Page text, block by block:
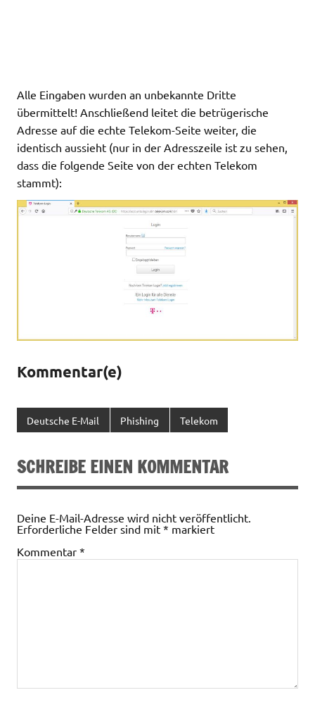
Alle Eingaben wurden an unbekannte Dritte
übermittelt! Anschließend leitet die betrügerische
Adresse auf die echte Telekom-Seite weiter, die
identisch aussieht (nur in der Adresszeile ist zu sehen,
dass die folgende Seite von der echten Telekom
stammt):
Kommentar(e)
Deutsche E-Mail Phishing Telekom
SCHREIBE EINEN KOMMENTAR
Deine E-Mail-Adresse wird nicht veröffentlicht.
Erforderliche Felder sind mit * markiert
Kommentar *